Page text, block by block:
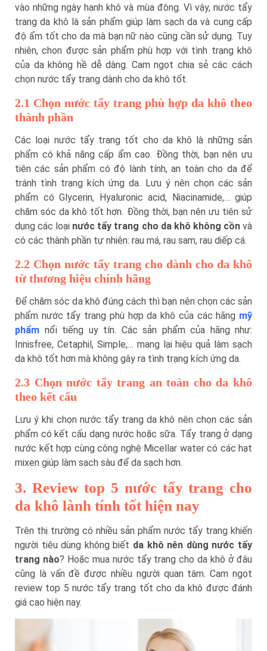
vào những ngày hanh khô và mùa đông. Vì vậy, nước tẩy
trang da khô là sản phẩm giúp làm sạch da và cung cấp
độ ẩm tốt cho da mà bạn nữ nào cũng cần sử dụng. Tuy
nhiên, chọn được sản phẩm phù hợp với tình trạng khô
của da không hề dễ dàng. Cam ngọt chia sẻ các cách
chọn nước tẩy trang dành cho da khô tốt.
2.1 Chọn nước tẩy trang phù hợp da khô theo
thành phần
Các loại nước tẩy trang tốt cho da khô là những sản
phẩm có khả năng cấp ẩm cao. Đồng thời, bạn nên ưu
tiên các sản phẩm có độ lành tính, an toàn cho da để
tránh tình trạng kích ứng da. Lưu ý nên chọn các sản
phẩm có Glycerin, Hyaluronic acid, Niacinamide,… giúp
chăm sóc da khô tốt hơn. Đồng thời, bạn nên ưu tiên sử
dụng các loại nước tẩy trang cho da khô không cồnvà
có các thành phần tự nhiên: rau má, rau sam, rau diếp cá.
2.2 Chọn nước tẩy trang cho dành cho da khô
từ thương hiệu chính hãng
Để chăm sóc da khô đúng cách thì bạn nên chọn các sản
phẩm nước tẩy trang phù hợp da khô của các hãng mỹ
phẩm nổi tiếng uy tín. Các sản phẩm của hãng như:
Innisfree, Cetaphil, Simple,… mang lại hiệu quả làm sạch
da khô tốt hơn mà không gây ra tình trạng kích ứng da.
2.3 Chọn nước tẩy trang an toàn cho da khô
theo kết cấu
Lưu ý khi chọn nước tẩy trang da khô nên chọn các sản
phẩm có kết cấu dạng nước hoặc sữa. Tẩy trang ở dạng
nước kết hợp cùng công nghệ Micellar water có các hạt
mixen giúp làm sạch sâu để da sạch hơn.
3. Review top 5 nước tẩy trang cho
da khô lành tính tốt hiện nay
Trên thị trường có nhiều sản phẩm nước tẩy trang khiến
người tiêu dùng không biết da khô nên dùng nước tẩy
trang nào? Hoặc mua nước tẩy trang cho da khô ở đâu
cũng là vấn đề được nhiều người quan tâm. Cam ngọt
review top 5 nước tẩy trang tốt cho da khô được đánh
giá cao hiện nay.